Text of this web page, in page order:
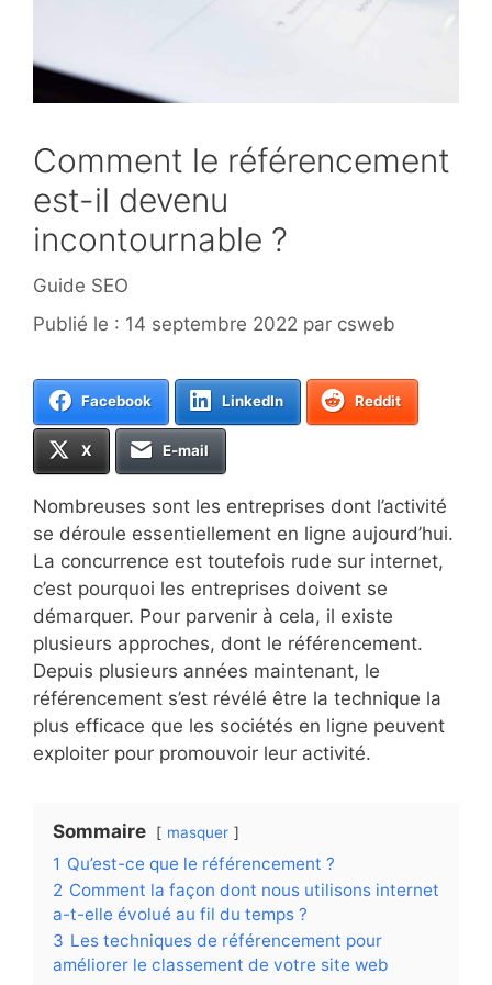
Comment le référencement
est-il devenu
incontournable ?
Catégories
Guide SEO
14 septembre 2022 par csweb
Facebook LinkedIn Reddit
X E-mail
Nombreuses sont les entreprises dont l’activité
se déroule essentiellement en ligne aujourd’hui.
La concurrence est toutefois rude sur internet,
c’est pourquoi les entreprises doivent se
démarquer. Pour parvenir à cela, il existe
plusieurs approches, dont le référencement.
Depuis plusieurs années maintenant, le
référencement s’est révélé être la technique la
plus efficace que les sociétés en ligne peuvent
exploiter pour promouvoir leur activité.
Sommaire masquer
1 Qu’est-ce que le référencement ?
2 Comment la façon dont nous utilisons internet
a-t-elle évolué au fil du temps ?
3 Les techniques de référencement pour
améliorer le classement de votre site web